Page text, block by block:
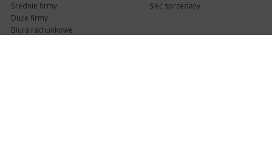
Średnie firmy
Duże firmy
Biura rachunkowe
Sieć sprzedaży